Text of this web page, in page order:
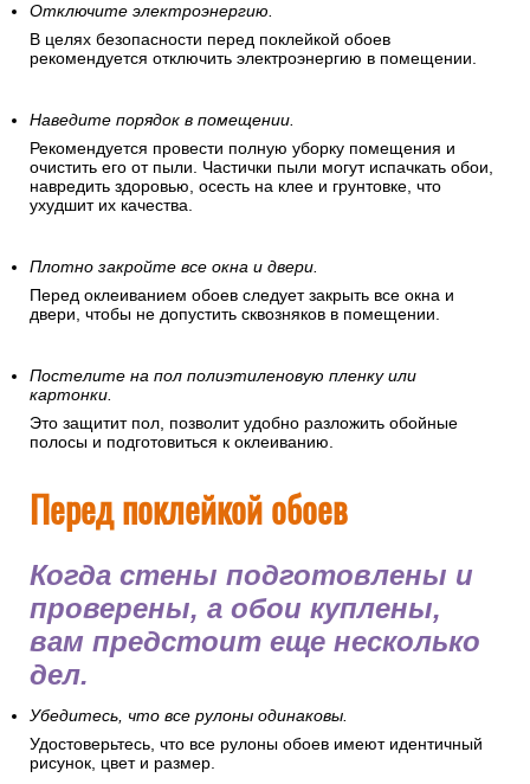
Отключите электроэнергию.
В целях безопасности перед поклейкой обоев
рекомендуется отключить электроэнергию в помещении.
Наведите порядок в помещении.
Рекомендуется провести полную уборку помещения и
очистить его от пыли. Частички пыли могут испачкать обои,
навредить здоровью, осесть на клее и грунтовке, что
ухудшит их качества.
Плотно закройте все окна и двери.
Перед оклеиванием обоев следует закрыть все окна и
двери, чтобы не допустить сквозняков в помещении.
Постелите на пол полиэтиленовую пленку или
картонки.
Это защитит пол, позволит удобно разложить обойные
полосы и подготовиться к оклеиванию.
Перед поклейкой обоев
Когда стены подготовлены и
проверены, а обои куплены,
вам предстоит еще несколько
дел.
Убедитесь, что все рулоны одинаковы.
Удостоверьтесь, что все рулоны обоев имеют идентичный
рисунок, цвет и размер.